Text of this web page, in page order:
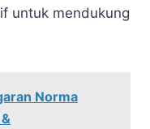
untuk mendukung
Norma